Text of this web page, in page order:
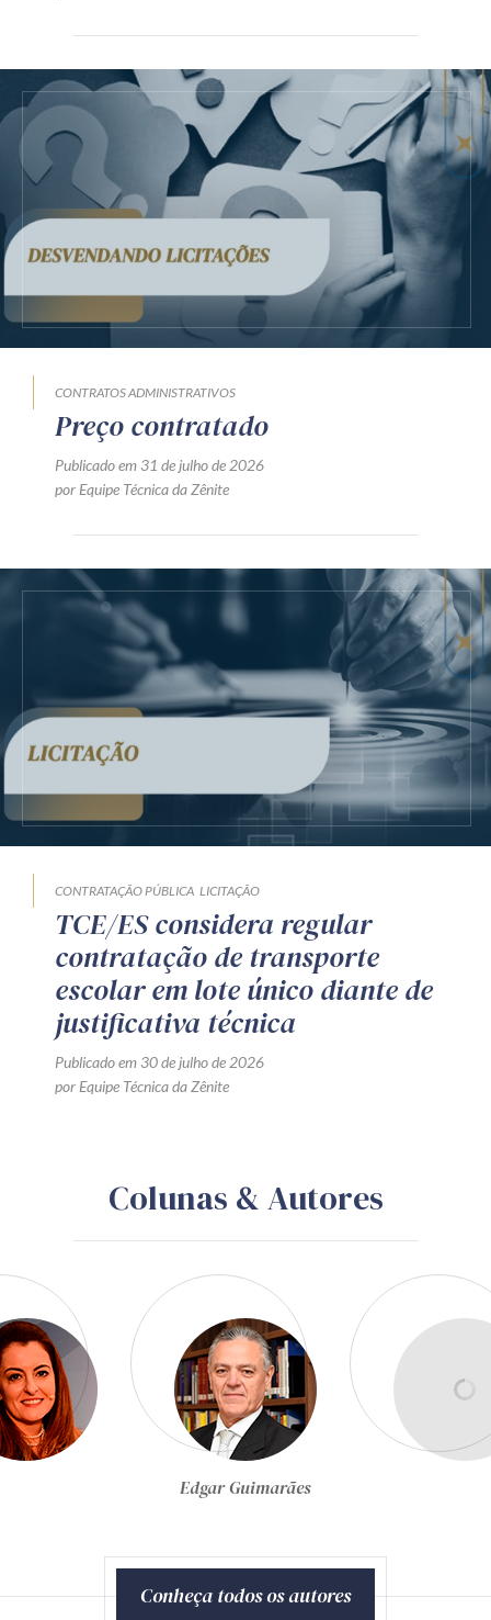
CONTRATOS ADMINISTRATIVOS
Preço contratado
Publicado em 31 de julho de 2026
por Equipe Técnica da Zênite
CONTRATAÇÃO PÚBLICA LICITAÇÃO
TCE/ES considera regular
contratação de transporte
escolar em lote único diante de
justificativa técnica
Publicado em 30 de julho de 2026
por Equipe Técnica da Zênite
Colunas & Autores
Egon Bockmann Moreira
Conheça todos os autores